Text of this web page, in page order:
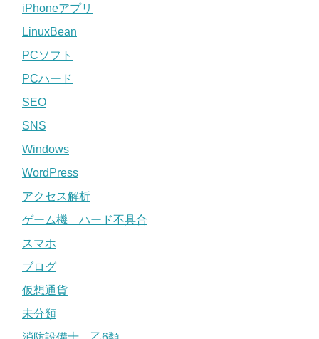
iPhoneアプリ
LinuxBean
PCソフト
PCハード
SEO
SNS
Windows
WordPress
アクセス解析
ゲーム機 ハード不具合
スマホ
ブログ
仮想通貨
未分類